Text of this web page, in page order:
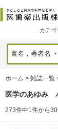
カテゴ
ホーム > 雑誌一覧
医学のあゆみ
273件中1件から